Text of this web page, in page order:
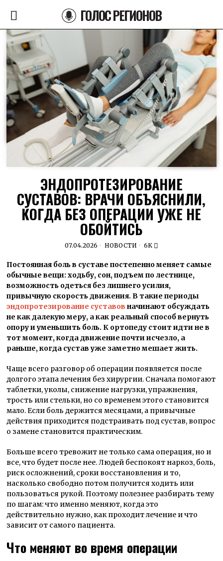
ГОЛОС РЕГИОНОВ
ЭНДОПРОТЕЗИРОВАНИЕ
СУСТАВОВ: ВРАЧИ ОБЪЯСНИЛИ,
КОГДА БЕЗ ОПЕРАЦИИ УЖЕ НЕ
ОБОЙТИСЬ
07.04.2026 НОВОСТИ 6K
Постоянная боль в суставе постепенно меняет самые
обычные вещи: ходьбу, сон, подъем по лестнице,
возможность одеться без лишнего усилия,
привычную скорость движения. В такие периоды
эндопротезирование суставов начинают обсуждать
не как далекую меру, а как реальный способ вернуть
опору и уменьшить боль. К ортопеду стоит идти не в
тот момент, когда движение почти исчезло, а
раньше, когда сустав уже заметно мешает жить.
Чаще всего разговор об операции появляется после
долгого этапа лечения без хирургии. Сначала помогают
таблетки, уколы, снижение нагрузки, упражнения,
трость или стельки, но со временем этого становится
мало. Если боль держится месяцами, а привычные
действия приходится подстраивать под сустав, вопрос
о замене становится практическим.
Больше всего тревожит не только сама операция, но и
все, что будет после нее. Людей беспокоят наркоз, боль,
риск осложнений, сроки восстановления и то,
насколько свободно потом получится ходить или
пользоваться рукой. Поэтому полезнее разбирать тему
по шагам: что именно меняют, когда это
действительно нужно, как проходит лечение и что
зависит от самого пациента.
Что меняют во время операции